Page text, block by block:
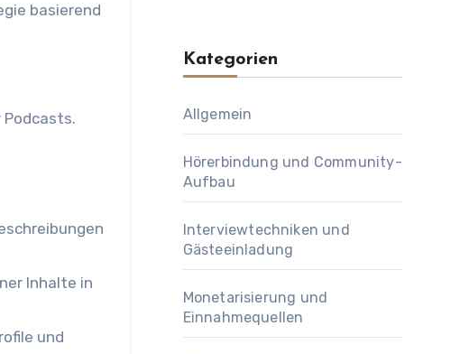
basierend
Inhalte in
und
Kategorien
Allgemein
Hörerbindung und Community-
Aufbau
Interviewtechniken und
Gästeeinladung
Monetarisierung und
Einnahmequellen